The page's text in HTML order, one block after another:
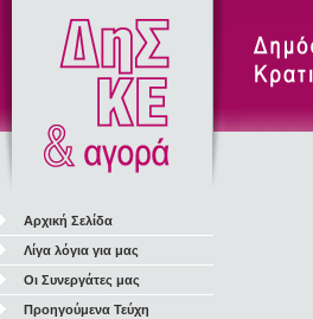
Αρχική Σελίδα
Λίγα λόγια για μας
Οι Συνεργάτες μας
Προηγούμενα Τεύχη